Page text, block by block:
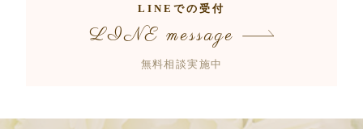
LINEでの受付
LINE message
無料相談実施中